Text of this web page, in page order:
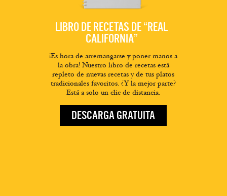
LIBRO DE RECETAS DE “REAL
CALIFORNIA”
¡Es hora de arremangarse y poner manos a
la obra! Nuestro libro de recetas está
repleto de nuevas recetas y de tus platos
tradicionales favoritos. ¿Y la mejor parte?
Está a solo un clic de distancia.
DESCARGA GRATUITA